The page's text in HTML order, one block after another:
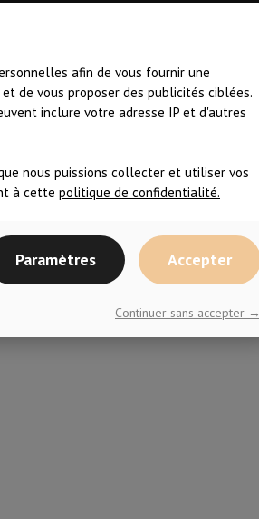
afin de vous fournir une
de vous proposer des publicités ciblées.
inclure votre adresse IP et d'autres
nous puissions collecter et utiliser vos
à cette politique de confidentialité.
Paramètres Accepter
Continuer sans accepter →